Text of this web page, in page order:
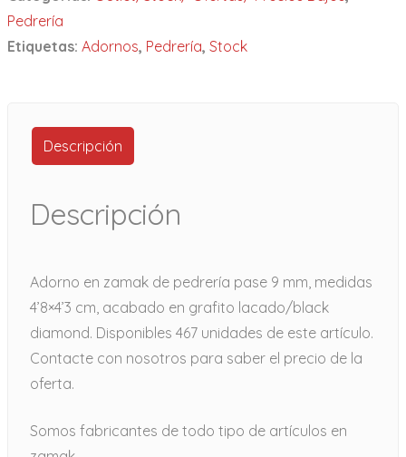
Pedrería
Etiquetas: Adornos, Pedrería, Stock
Descripción
Descripción
Adorno en zamak de pedrería pase 9 mm, medidas
4’8×4’3 cm, acabado en grafito lacado/black
diamond. Disponibles 467 unidades de este artículo.
Contacte con nosotros para saber el precio de la
oferta.
Somos fabricantes de todo tipo de artículos en